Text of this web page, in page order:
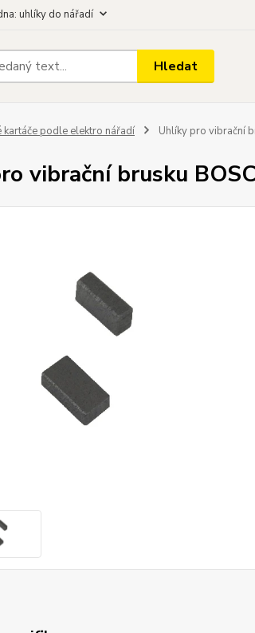
uhlíky do nářadí
Hledat
kartáče podle elektro nářadí Uhlíky pro vibrační
vibrační brusku